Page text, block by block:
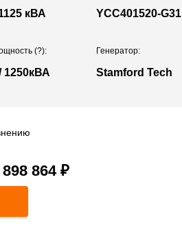
кВА YCC401520-G31
(?):
1250кВА
Генератор:
Stamford Tech
898 864 ₽